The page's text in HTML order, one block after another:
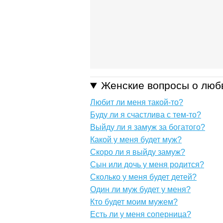
Женские вопросы о
Любит ли меня такой-то?
Буду ли я счастлива с тем-то?
Выйду ли я замуж за богатого?
Какой у меня будет муж?
Скоро ли я выйду замуж?
Сын или дочь у меня родится?
Сколько у меня будет детей?
Один ли муж будет у меня?
Кто будет моим мужем?
Есть ли у меня соперница?